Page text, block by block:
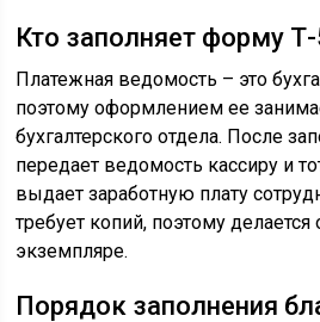
Кто заполняет форму
Платежная ведомость – это
поэтому оформлением ее
бухгалтерского отдела. После
передает ведомость кассиру и
выдает заработную плату
требует копий, поэтому
экземпляре.
Порядок заполнения